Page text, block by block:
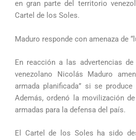
en gran parte del territorio
Cartel de los Soles.
Maduro responde con amenaza de
En reacción a las advertencias de
venezolano Nicolás Maduro
armada planificada” si se
Además, ordenó la movilización
armadas para la defensa del país.
El Cartel de los Soles ha sido